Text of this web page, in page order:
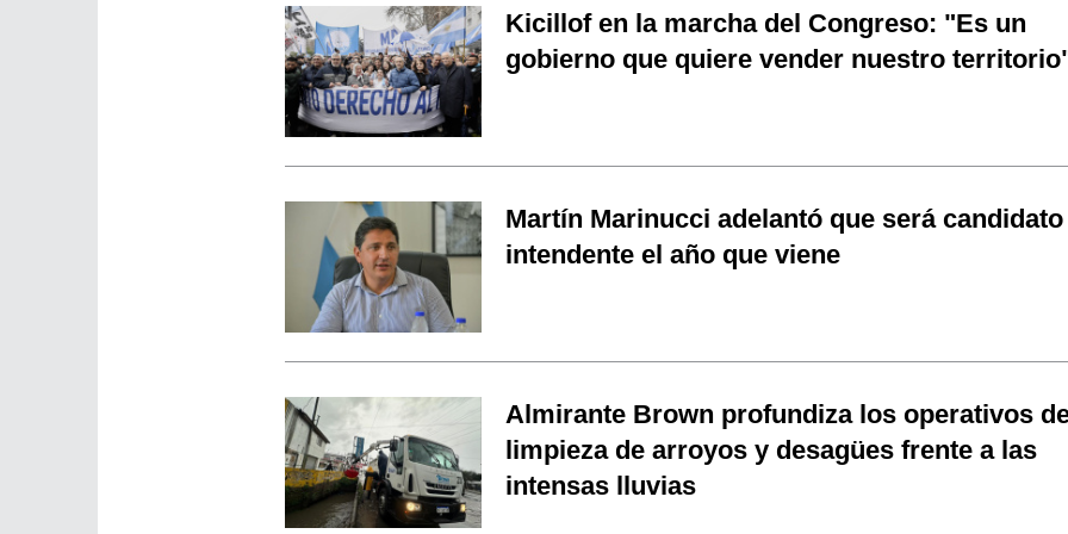
Kicillof en la marcha del Congreso: "Es un
gobierno que quiere vender nuestro
Martín Marinucci adelantó que será candidato
intendente el año que viene
Almirante Brown profundiza los operativos
limpieza de arroyos y desagües frente a las
intensas lluvias